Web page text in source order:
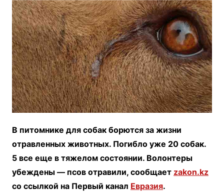
В питомнике для собак борются за жизни
отравленных животных. Погибло уже 20 собак.
5 все еще в тяжелом состоянии. Волонтеры
убеждены — псов отравили, сообщает zakon.kz
со ссылкой на Первый канал Евразия.